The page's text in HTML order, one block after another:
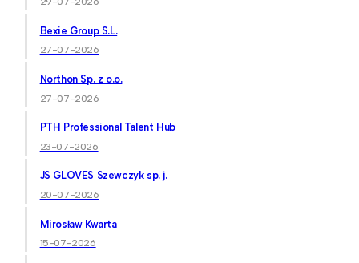
Bexie Group S.L.
27-07-2026
Northon Sp. z o.o.
27-07-2026
PTH Professional Talent Hub
23-07-2026
JS GLOVES Szewczyk sp. j.
20-07-2026
Mirosław Kwarta
15-07-2026